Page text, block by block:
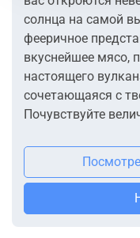
солнца на самой
фееричное
вкуснейшее мясо,
настоящего
сочетающаяся с
Почувствуйте